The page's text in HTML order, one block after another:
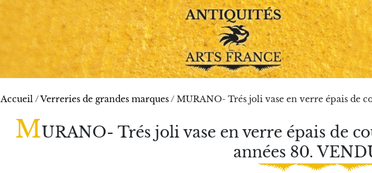
Accueil/Verreries de grandes marques/ MURANO- Trés joli vase en verre épais de
MURANO- Trés joli vase en verre épais de
années 80.